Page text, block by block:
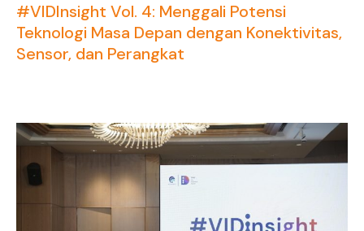
#VIDInsight Vol. 4: Menggali Potensi
Teknologi Masa Depan dengan Konektivitas,
Sensor, dan Perangkat